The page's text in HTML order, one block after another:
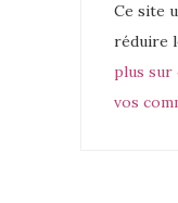
Ce site
réduire
plus sur
vos